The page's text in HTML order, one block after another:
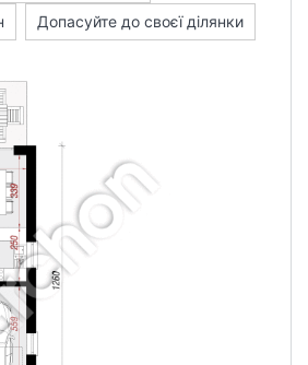
Допасуйте до своєї ділянки